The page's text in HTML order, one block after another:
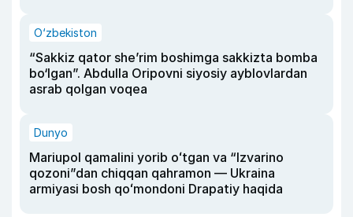
O‘zbekiston
“Sakkiz qator she’rim boshimga sakkizta bomba
bo‘lgan”. Abdulla Oripovni siyosiy ayblovlardan
asrab qolgan voqea
Dunyo
Mariupol qamalini yorib oʻtgan va “Izvarino
qozoni”dan chiqqan qahramon — Ukraina
armiyasi bosh qoʻmondoni Drapatiy haqida